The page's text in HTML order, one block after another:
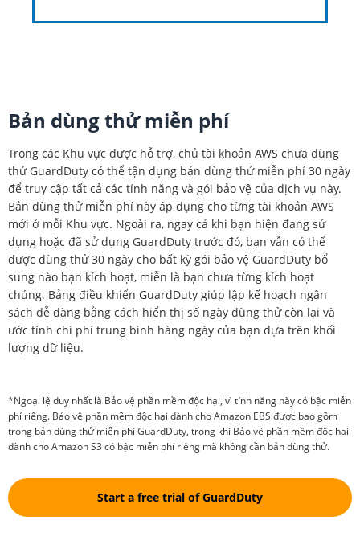
Bản dùng thử miễn phí
Trong các Khu vực được hỗ trợ, chủ tài khoản AWS chưa dùng
thử GuardDuty có thể tận dụng bản dùng thử miễn phí 30 ngày
để truy cập tất cả các tính năng và gói bảo vệ của dịch vụ này.
Bản dùng thử miễn phí này áp dụng cho từng tài khoản AWS
mới ở mỗi Khu vực. Ngoài ra, ngay cả khi bạn hiện đang sử
dụng hoặc đã sử dụng GuardDuty trước đó, bạn vẫn có thể
được dùng thử 30 ngày cho bất kỳ gói bảo vệ GuardDuty bổ
sung nào bạn kích hoạt, miễn là bạn chưa từng kích hoạt
chúng. Bảng điều khiển GuardDuty giúp lập kế hoạch ngân
sách dễ dàng bằng cách hiển thị số ngày dùng thử còn lại và
ước tính chi phí trung bình hàng ngày của bạn dựa trên khối
lượng dữ liệu.
*Ngoại lệ duy nhất là Bảo vệ phần mềm độc hại, vì tính năng này có bậc miễn
phí riêng. Bảo vệ phần mềm độc hại dành cho Amazon EBS được bao gồm
trong bản dùng thử miễn phí GuardDuty, trong khi Bảo vệ phần mềm độc hại
dành cho Amazon S3 có bậc miễn phí riêng mà không cần bản dùng thử.
Start a free trial of GuardDuty